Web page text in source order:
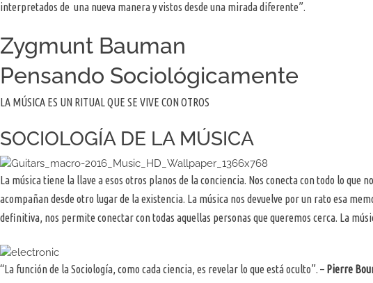
interpretados de una nueva manera y vistos desde una mirada diferente”.
Zygmunt Bauman
Pensando Sociológicamente
LA MÚSICA ES UN RITUAL QUE SE VIVE CON OTROS
SOCIOLOGÍA DE LA MÚSICA
La música tiene la llave a esos otros planos de la conciencia. Nos conecta con todo lo
acompañan desde otro lugar de la existencia. La música nos devuelve por un rato esa
definitiva, nos permite conectar con todas aquellas personas que queremos cerca. La
“La función de la Sociología, como cada ciencia, es revelar lo que está oculto”. – Pierre